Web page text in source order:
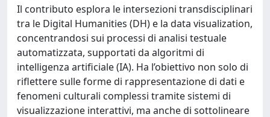
Il contributo esplora le intersezioni transdisciplinari
tra le Digital Humanities (DH) e la data visualization,
concentrandosi sui processi di analisi testuale
automatizzata, supportati da algoritmi di
intelligenza artificiale (IA). Ha l’obiettivo non solo di
riflettere sulle forme di rappresentazione di dati e
fenomeni culturali complessi tramite sistemi di
visualizzazione interattivi, ma anche di sottolineare